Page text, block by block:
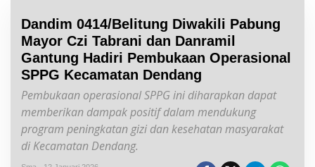
Dandim 0414/Belitung Diwakili Pabung
Mayor Czi Tabrani dan Danramil
Gantung Hadiri Pembukaan Operasional
SPPG Kecamatan Dendang
Pembukaan operasional SPPG ini diharapkan dapat
memberikan dampak positif dalam mendukung
program peningkatan gizi dan kesehatan masyarakat
di Kecamatan Dendang.